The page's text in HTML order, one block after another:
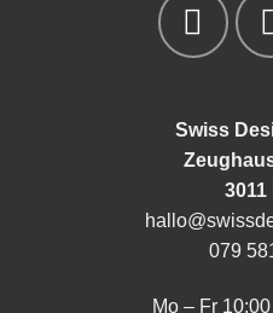
Swiss
3011
079
Mo – Fr